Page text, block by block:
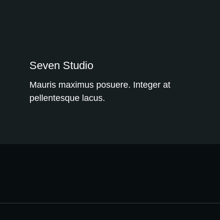
Seven Studio
Mauris maximus posuere. Integer at
pellentesque lacus.